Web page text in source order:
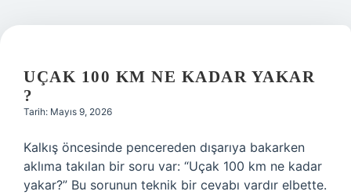
Yasal Uyarı
UÇAK 100 KM NE KADAR YAKAR
?
Tarih: Mayıs 9, 2026
Kalkış öncesinde pencereden dışarıya bakarken
aklıma takılan bir soru var: “Uçak 100 km ne kadar
yakar?” Bu sorunun teknik bir cevabı vardır elbette.